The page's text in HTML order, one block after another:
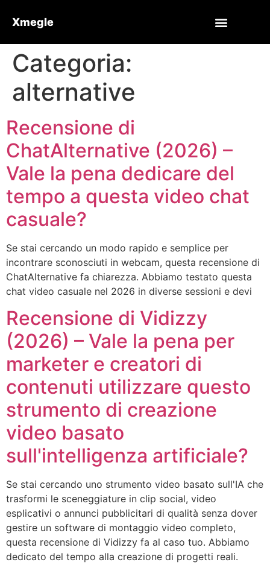
Xmegle
Categoria:
alternative
Recensione di
ChatAlternative (2026) –
Vale la pena dedicare del
tempo a questa video chat
casuale?
Se stai cercando un modo rapido e semplice per
incontrare sconosciuti in webcam, questa recensione di
ChatAlternative fa chiarezza. Abbiamo testato questa
chat video casuale nel 2026 in diverse sessioni e devi
Recensione di Vidizzy
(2026) – Vale la pena per
marketer e creatori di
contenuti utilizzare questo
strumento di creazione
video basato
sull'intelligenza artificiale?
Se stai cercando uno strumento video basato sull'IA che
trasformi le sceneggiature in clip social, video
esplicativi o annunci pubblicitari di qualità senza dover
gestire un software di montaggio video completo,
questa recensione di Vidizzy fa al caso tuo. Abbiamo
dedicato del tempo alla creazione di progetti reali.